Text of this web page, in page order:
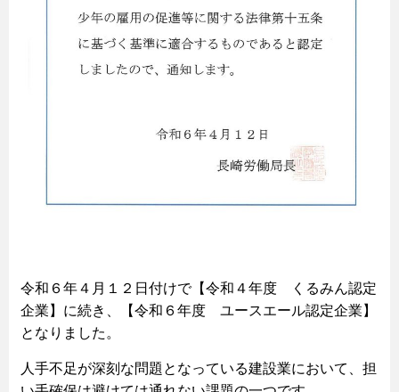
令和６年４月１２日付けで【令和４年度 くるみん認定
企業】に続き、【令和６年度 ユースエール認定企業】
となりました。
人手不足が深刻な問題となっている建設業において、担